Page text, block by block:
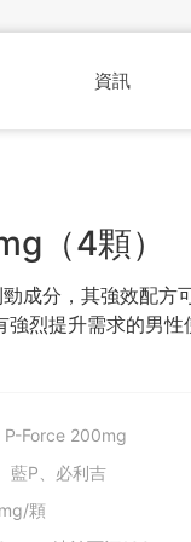
資訊
（4顆）
成分，其強效配方
烈提升需求的男性
Force 200mg
藍P、必利吉
顆